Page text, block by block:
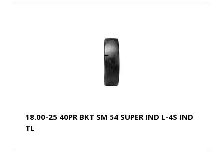
18.00-25 40PR BKT SM 54 SUPER IND L-4S IND
TL